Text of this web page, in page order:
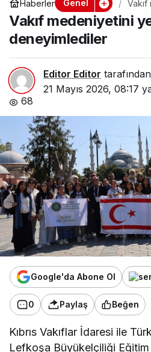
Haberler Genel
Vakıf medeniyetini
deneyimlediler
Editor Editor
21 Mayıs 2026, 08:17
68
Google'da Abone Ol
0 Paylaş Beğen
Kıbrıs Vakıflar İdaresi ile
Lefkoşa Büyükelçiliği